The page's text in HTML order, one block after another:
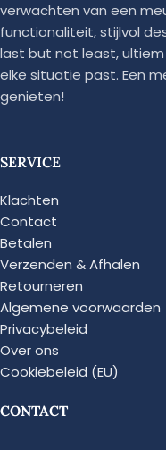
verwachten van een
functionaliteit, stijlvol
last but not least,
elke situatie past. Een
genieten!
SERVICE
Klachten
Contact
Betalen
Verzenden & Afhalen
Retourneren
Algemene voorwaarden
Privacybeleid
Over ons
Cookiebeleid (EU)
CONTACT